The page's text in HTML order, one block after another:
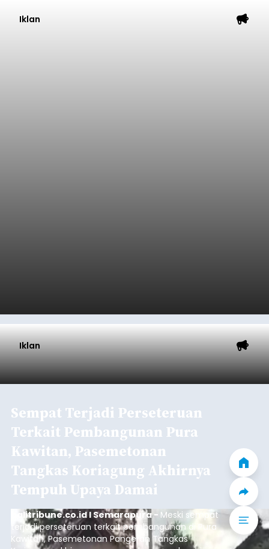
Iklan
Iklan
Sempat Terjadi Perseteruan
Terkait Pembangunan Pura
Kawitan, Pasemetonan
Tangkas Koriagung Akhirnya
Tempuh Upaya Damai
balitribune.co.id I Semarapura - Meski sempat
terjadi perseteruan terkait pembangunan di Pura
Kawitan, Pasemetonan Pangeran Tangkas